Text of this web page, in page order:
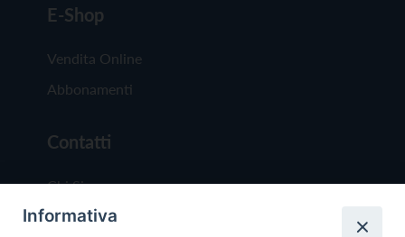
E-Shop
Vendita Online
Abbonamenti
Contatti
Chi Siamo
Redazione
Informativa